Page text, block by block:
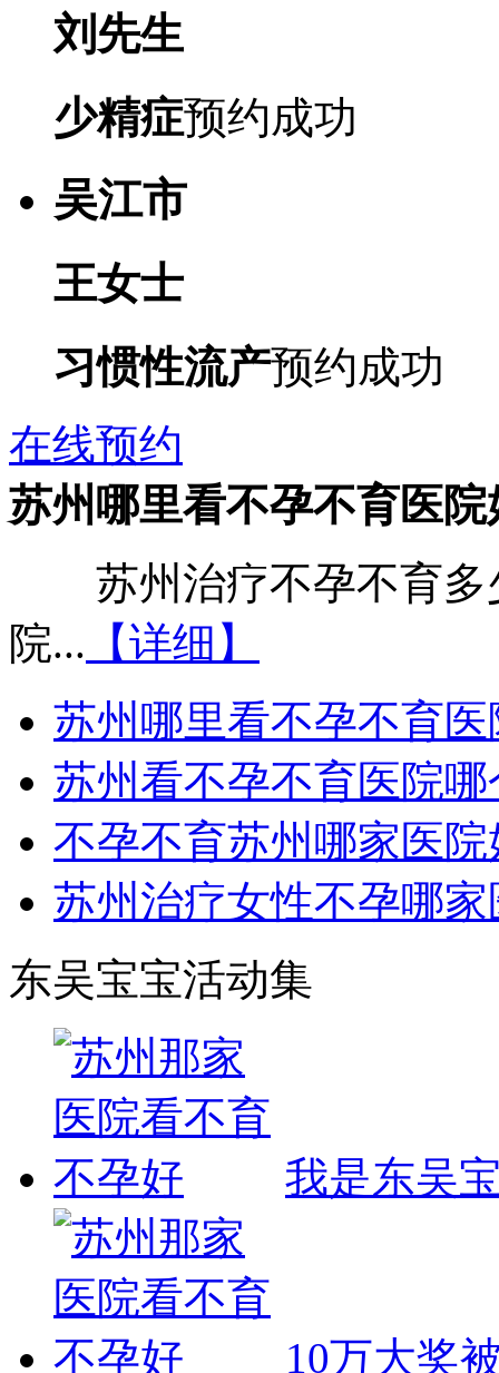
刘先生
少精症预约成功
吴江市
王女士
习惯性流产预约成功
在线预约
苏州哪里看不孕不育医院
苏州治疗不孕不育多
院... 【详细】
苏州哪里看不孕不育医
苏州看不孕不育医院哪
不孕不育苏州哪家医院
苏州治疗女性不孕哪
东吴宝宝活动集
我是东吴
10万大奖